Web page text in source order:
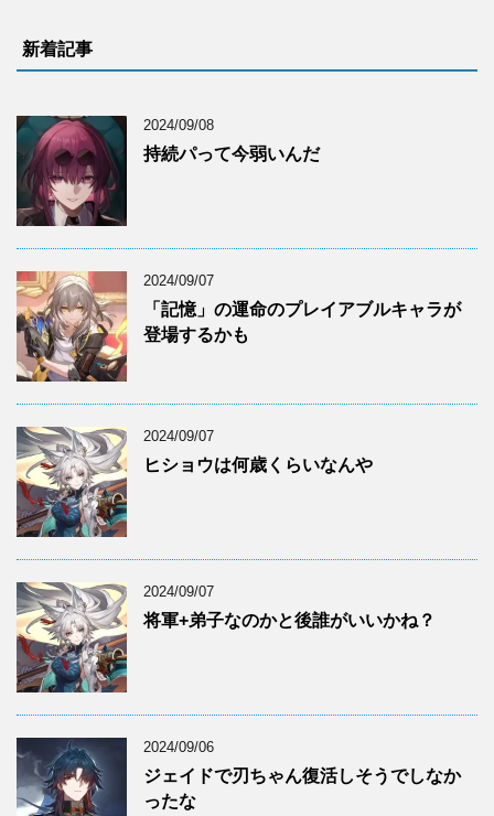
新着記事
2024/09/08
持続パって今弱いんだ
2024/09/07
「記憶」の運命のプレイアブルキャラが
登場するかも
2024/09/07
ヒショウは何歳くらいなんや
2024/09/07
将軍+弟子なのかと後誰がいいかね？
2024/09/06
ジェイドで刃ちゃん復活しそうでしなか
ったな